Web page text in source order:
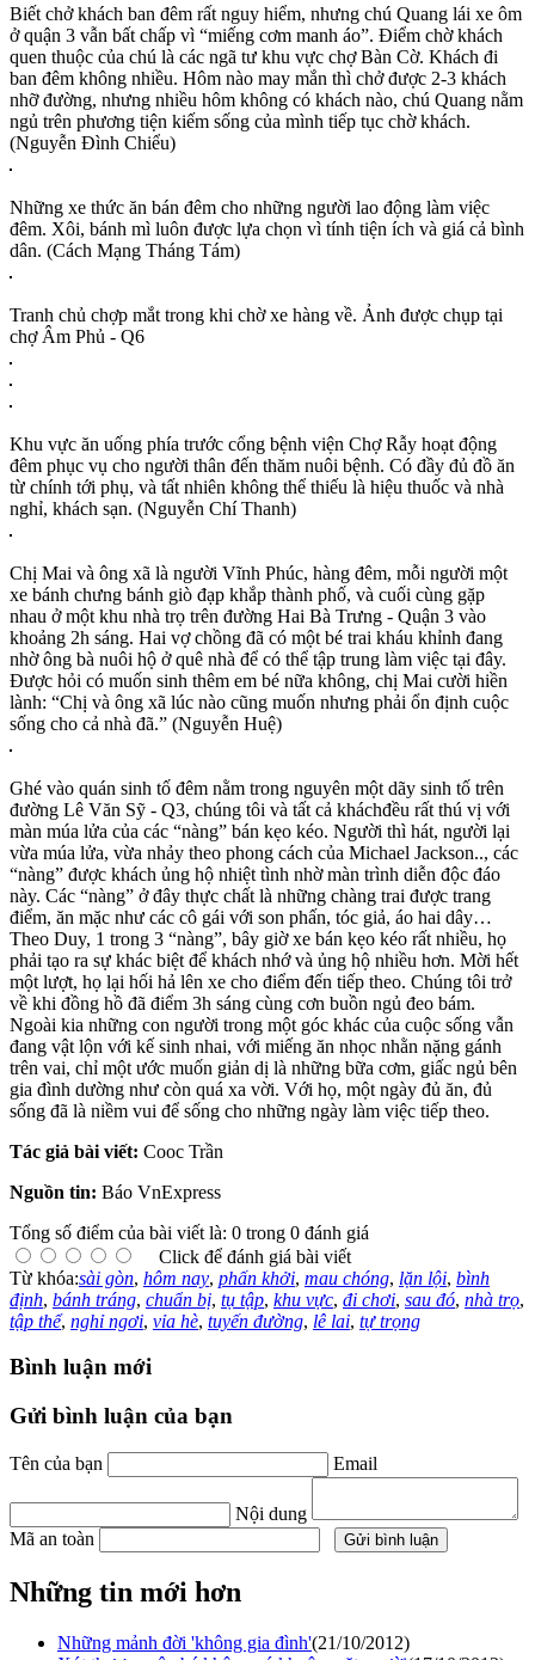
Biết chở khách ban đêm rất nguy hiểm, nhưng chú Quang lái xe ôm
ở quận 3 vẫn bất chấp vì “miếng cơm manh áo”. Điểm chờ khách
quen thuộc của chú là các ngã tư khu vực chợ Bàn Cờ. Khách đi
ban đêm không nhiều. Hôm nào may mắn thì chở được 2-3 khách
nhỡ đường, nhưng nhiều hôm không có khách nào, chú Quang nằm
ngủ trên phương tiện kiếm sống của mình tiếp tục chờ khách.
(Nguyễn Đình Chiểu)
Những xe thức ăn bán đêm cho những người lao động làm việc
đêm. Xôi, bánh mì luôn được lựa chọn vì tính tiện ích và giá cả bình
dân. (Cách Mạng Tháng Tám)
Tranh chủ chợp mắt trong khi chờ xe hàng về. Ảnh được chụp tại
chợ Âm Phủ - Q6
Khu vực ăn uống phía trước cổng bệnh viện Chợ Rẫy hoạt động
đêm phục vụ cho người thân đến thăm nuôi bệnh. Có đầy đủ đồ ăn
từ chính tới phụ, và tất nhiên không thể thiếu là hiệu thuốc và nhà
nghỉ, khách sạn. (Nguyễn Chí Thanh)
Chị Mai và ông xã là người Vĩnh Phúc, hàng đêm, mỗi người một
xe bánh chưng bánh giò đạp khắp thành phố, và cuối cùng gặp
nhau ở một khu nhà trọ trên đường Hai Bà Trưng - Quận 3 vào
khoảng 2h sáng. Hai vợ chồng đã có một bé trai kháu khỉnh đang
nhờ ông bà nuôi hộ ở quê nhà để có thể tập trung làm việc tại đây.
Được hỏi có muốn sinh thêm em bé nữa không, chị Mai cười hiền
lành: “Chị và ông xã lúc nào cũng muốn nhưng phải ổn định cuộc
sống cho cả nhà đã.” (Nguyễn Huệ)
Ghé vào quán sinh tố đêm nằm trong nguyên một dãy sinh tố trên
đường Lê Văn Sỹ - Q3, chúng tôi và tất cả kháchđều rất thú vị với
màn múa lửa của các “nàng” bán kẹo kéo. Người thì hát, người lại
vừa múa lửa, vừa nhảy theo phong cách của Michael Jackson.., các
“nàng” được khách ủng hộ nhiệt tình nhờ màn trình diễn độc đáo
này. Các “nàng” ở đây thực chất là những chàng trai được trang
điểm, ăn mặc như các cô gái với son phấn, tóc giả, áo hai dây…
Theo Duy, 1 trong 3 “nàng”, bây giờ xe bán kẹo kéo rất nhiều, họ
phải tạo ra sự khác biệt để khách nhớ và ủng hộ nhiều hơn. Mời hết
một lượt, họ lại hối hả lên xe cho điểm đến tiếp theo. Chúng tôi trở
về khi đồng hồ đã điểm 3h sáng cùng cơn buồn ngủ đeo bám.
Ngoài kia những con người trong một góc khác của cuộc sống vẫn
đang vật lộn với kế sinh nhai, với miếng ăn nhọc nhằn nặng gánh
trên vai, chỉ một ước muốn giản dị là những bữa cơm, giấc ngủ bên
gia đình dường như còn quá xa vời. Với họ, một ngày đủ ăn, đủ
sống đã là niềm vui để sống cho những ngày làm việc tiếp theo.
Tác giả bài viết: Cooc Trần
Nguồn tin: Báo VnExpress
Tổng số điểm của bài viết là: 0 trong 0 đánh giá
Click để đánh giá bài viết
Từ khóa:sài gòn, hôm nay, phấn khởi, mau chóng, lặn lội, bình
định, bánh tráng, chuẩn bị, tụ tập, khu vực, đi chơi, sau đó, nhà trọ,
tập thể, nghỉ ngơi, vỉa hè, tuyến đường, lê lai, tự trọng
Bình luận mới
Gửi bình luận của bạn
Tên của bạn Email
Nội dung
Mã an toàn
Những tin mới hơn
Những mảnh đời 'không gia đình'(21/10/2012)